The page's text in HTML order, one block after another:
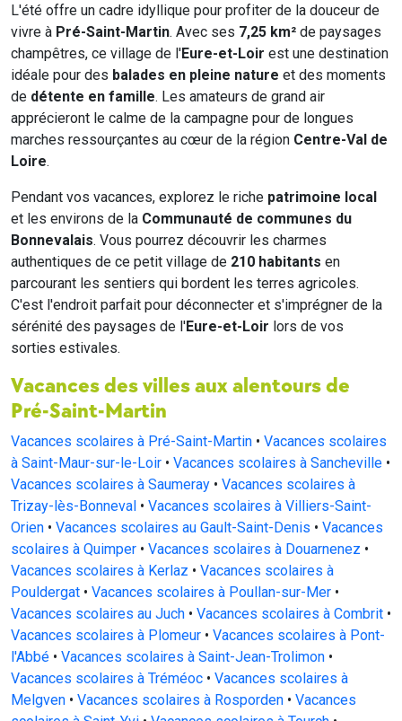
L'été offre un cadre idyllique pour profiter de la douceur de
vivre à Pré-Saint-Martin. Avec ses 7,25 km² de paysages
champêtres, ce village de l'Eure-et-Loir est une destination
idéale pour des balades en pleine nature et des moments
de détente en famille. Les amateurs de grand air
apprécieront le calme de la campagne pour de longues
marches ressourçantes au cœur de la région Centre-Val de
Loire.
Pendant vos vacances, explorez le riche patrimoine local
et les environs de la Communauté de communes du
Bonnevalais. Vous pourrez découvrir les charmes
authentiques de ce petit village de 210 habitants en
parcourant les sentiers qui bordent les terres agricoles.
C'est l'endroit parfait pour déconnecter et s'imprégner de la
sérénité des paysages de l'Eure-et-Loir lors de vos
sorties estivales.
Vacances des villes aux alentours de
Pré-Saint-Martin
Vacances scolaires à Pré-Saint-Martin • Vacances scolaires
à Saint-Maur-sur-le-Loir • Vacances scolaires à Sancheville •
Vacances scolaires à Saumeray • Vacances scolaires à
Trizay-lès-Bonneval • Vacances scolaires à Villiers-Saint-
Orien • Vacances scolaires au Gault-Saint-Denis • Vacances
scolaires à Quimper • Vacances scolaires à Douarnenez •
Vacances scolaires à Kerlaz • Vacances scolaires à
Pouldergat • Vacances scolaires à Poullan-sur-Mer •
Vacances scolaires au Juch • Vacances scolaires à Combrit •
Vacances scolaires à Plomeur • Vacances scolaires à Pont-
l'Abbé • Vacances scolaires à Saint-Jean-Trolimon •
Vacances scolaires à Tréméoc • Vacances scolaires à
Melgven • Vacances scolaires à Rosporden • Vacances